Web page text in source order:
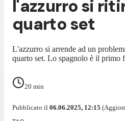
l'azzurro si
quarto set
L'azzurro si arrende ad un
quarto set. Lo spagnolo è il primo
20 min
Pubblicato il 06.06.2025, 12:15